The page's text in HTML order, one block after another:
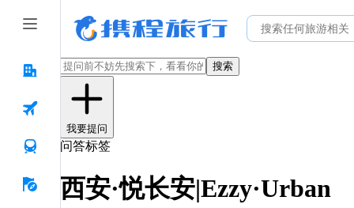
搜索
我要提问
问答标签
西安·悦长安|Ezzy·Urban